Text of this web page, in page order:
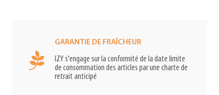
GARANTIE DE FRAÎCHEUR
IZY s'engage sur la conformité de la date limite
de consommation des articles par une charte de
retrait anticipé